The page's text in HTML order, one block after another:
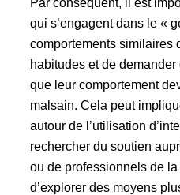
qui s’engagent dans le «
comportements similaires
habitudes et de demander
que leur comportement
malsain. Cela peut
autour de l’utilisation
rechercher du soutien
ou de professionnels de
d’explorer des moyens